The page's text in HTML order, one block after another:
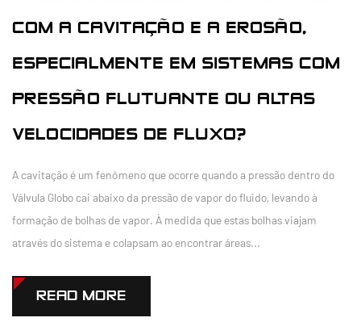
COM A CAVITAÇÃO E A EROSÃO,
ESPECIALMENTE EM SISTEMAS COM
PRESSÃO FLUTUANTE OU ALTAS
VELOCIDADES DE FLUXO?
A cavitação é um fenômeno que ocorre quando a pressão dentro do
Válvula Globo cai abaixo da pressão de vapor do fluido, levando à
formação de bolhas de vapor. À medida que estas bolhas viajam
através do sistema e colapsam ao encontrar áreas...
READ MORE